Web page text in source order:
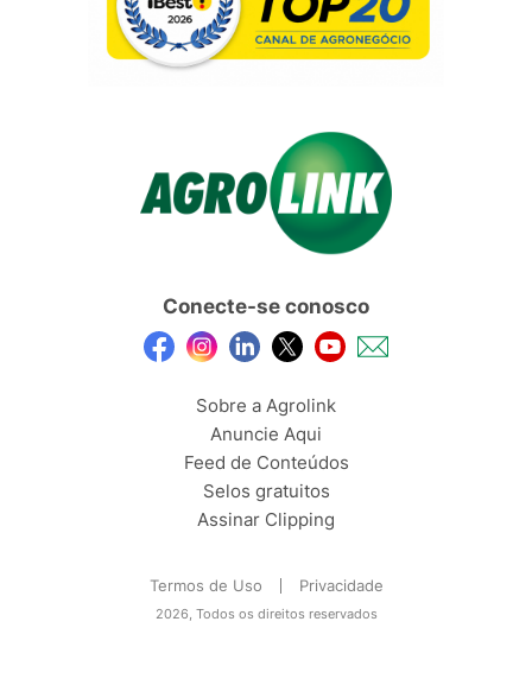
Conecte-se conosco
Sobre a Agrolink
Anuncie Aqui
Feed de Conteúdos
Selos gratuitos
Assinar Clipping
Termos de Uso Privacidade
2026, Todos os direitos reservados